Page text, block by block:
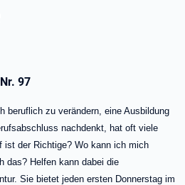
97
beruflich zu verändern, eine Ausbildung
nachdenkt, hat oft viele
ist der Richtige? Wo kann ich mich
das? Helfen kann dabei die
Sie bietet jeden ersten Donnerstag im